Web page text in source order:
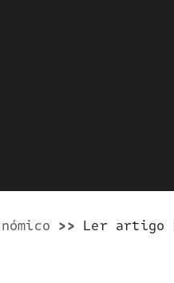
>> Ler artigo